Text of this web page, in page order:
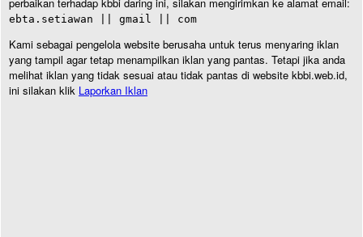
ebta.setiawan || gmail || com
Kami sebagai pengelola website berusaha untuk terus menyaring iklan
yang tampil agar tetap menampilkan iklan yang pantas. Tetapi jika anda
melihat iklan yang tidak sesuai atau tidak pantas di website kbbi.web.id,
ini silakan klik Laporkan Iklan